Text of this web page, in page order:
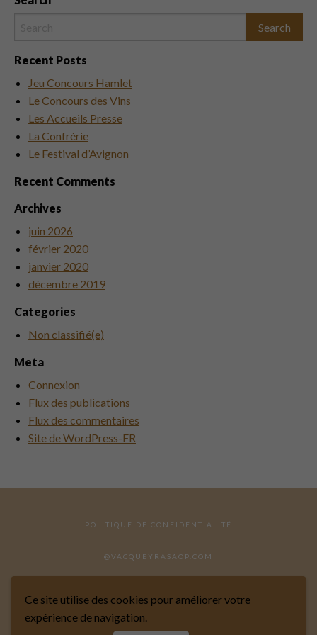
Ce site utilise des cookies pour améliorer votre
expérience de navigation.
Recent Posts
Jeu Concours Hamlet
Le Concours des Vins
Les Accueils Presse
La Confrérie
Le Festival d’Avignon
Recent Comments
Archives
juin 2026
février 2020
janvier 2020
décembre 2019
Categories
Non classifié(e)
Meta
Connexion
Flux des publications
Flux des commentaires
Site de WordPress-FR
POLITIQUE DE CONFIDENTIALITÉ
@VACQUEYRASAOP.COM
SITE RÉALISÉ PAR MARKIZE